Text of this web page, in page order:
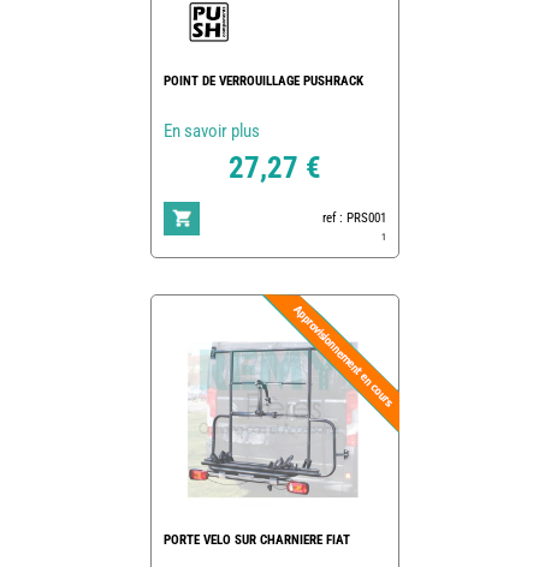
POINT DE VERROUILLAGE PUSHRACK
En savoir plus
27,27 €
ref : PRS001
1
PORTE VELO SUR CHARNIERE FIAT